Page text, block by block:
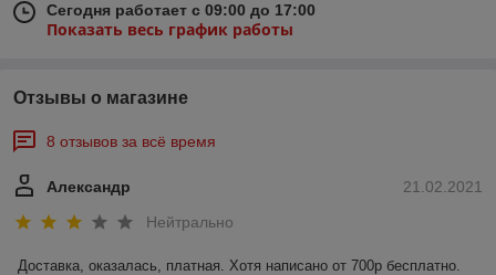
Сегодня работает с 09:00 до 17:00
Показать весь график работы
Отзывы о магазине
8 отзывов за всё время
21.02.2021
Александр
Нейтрально
Доставка, оказалась, платная. Хотя написано от 700р бесплатно.